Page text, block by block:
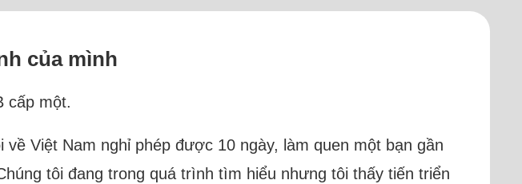
của mình
cấp một.
Việt Nam nghỉ phép được 10 ngày, làm quen một bạn gần
tôi đang trong quá trình tìm hiểu nhưng tôi thấy tiến triển